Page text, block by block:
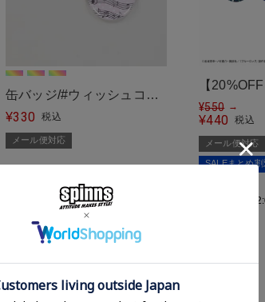
缶バッジ/#ウィッシュコ
ア/#平成女児＜メール便対
応＞
¥330 税込
メール便対応
【
ブルーロ
ィング缶
¥550 →
¥440 税込
メール便対応
SALEまとめ
2025/07/14